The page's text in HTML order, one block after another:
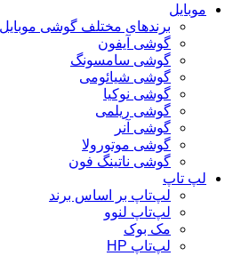
موبایل
برندهای مختلف گوشی موبایل
گوشی آیفون
گوشی سامسونگ
گوشی شیائومی
گوشی نوکیا
گوشی ریلمی
گوشی آنر
گوشی موتورولا
گوشی ناتینگ فون
لپ تاپ
لپ‌تاپ بر اساس برند
لپ‌تاپ لنوو
مک بوک
لپ‌تاپ HP